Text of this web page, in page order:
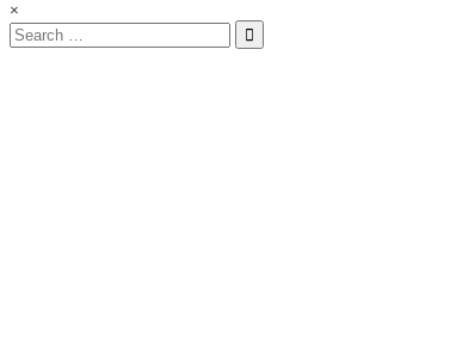
×
Search
for: